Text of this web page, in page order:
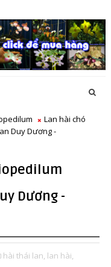
Lan hài chó
Duy Dương -
Dương -
hài thái lan, lan hài,